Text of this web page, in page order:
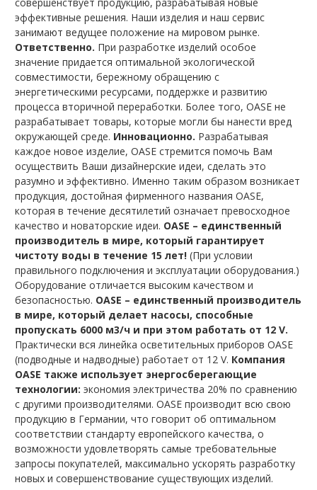
эффективные решения. Наши изделия и наш сервис
занимают ведущее положение на мировом рынке.
Ответственно. При разработке изделий особое
значение придается оптимальной экологической
совместимости, бережному обращению с
энергетическими ресурсами, поддержке и развитию
процесса вторичной переработки. Более того, OASE не
разрабатывает товары, которые могли бы нанести вред
окружающей среде. Инновационно. Разрабатывая
каждое новое изделие, OASE стремится помочь Вам
осуществить Ваши дизайнерские идеи, сделать это
разумно и эффективно. Именно таким образом возникает
продукция, достойная фирменного названия OASE,
которая в течение десятилетий означает превосходное
качество и новаторские идеи. OASE – единственный
производитель в мире, который гарантирует
чистоту воды в течение 15 лет! (При условии
правильного подключения и эксплуатации оборудования.)
Оборудование отличается высоким качеством и
безопасностью. OASE – единственный производитель
в мире, который делает насосы, способные
пропускать 6000 м3/ч и при этом работать от 12 V.
Практически вся линейка осветительных приборов OASE
(подводные и надводные) работает от 12 V. Компания
OASE также использует энергосберегающие
технологии: экономия электричества 20% по сравнению
с другими производителями. OASE производит всю свою
продукцию в Германии, что говорит об оптимальном
соответствии стандарту европейского качества, о
возможности удовлетворять самые требовательные
запросы покупателей, максимально ускорять разработку
новых и совершенствование существующих изделий.